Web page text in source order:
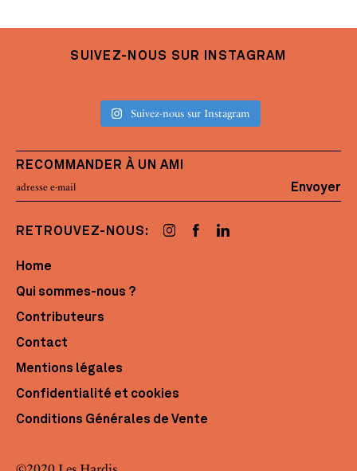
SUIVEZ-NOUS SUR INSTAGRAM
Suivez-nous sur Instagram
RECOMMANDER À UN AMI
Envoyer
RETROUVEZ-NOUS:
Home
Qui sommes-nous ?
Contributeurs
Contact
Mentions légales
Confidentialité et cookies
Conditions Générales de Vente